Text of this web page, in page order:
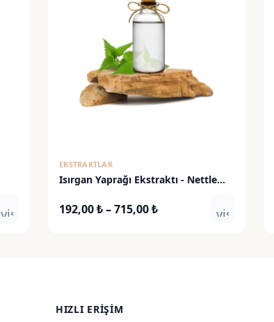
visibility
EKSTRAKTLAR
Isırgan Yaprağı Ekstraktı - Nettle
192,00₺–715,00₺Fiyat
visibility
HIZLI ERIŞIM